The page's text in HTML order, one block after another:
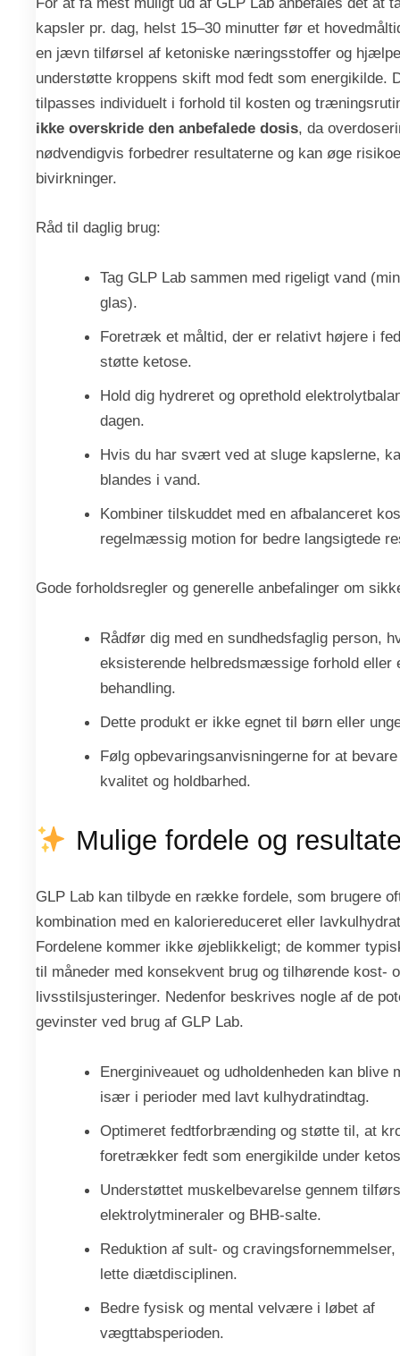
kapsler pr. dag, helst 15–30 minutter før et
en jævn tilførsel af ketoniske næringsstoffer og
understøtte kroppens skift mod fedt som energikilde.
tilpasses individuelt i forhold til kosten og
ikke overskride den anbefalede dosis, da
nødvendigvis forbedrer resultaterne og kan øge
bivirkninger.
Råd til daglig brug:
Tag GLP Lab sammen med rigeligt vand
glas).
Foretræk et måltid, der er relativt højere i
støtte ketose.
Hold dig hydreret og oprethold
dagen.
Hvis du har svært ved at sluge kapslerne,
blandes i vand.
Kombiner tilskuddet med en afbalanceret
regelmæssig motion for bedre langsigtede
Gode forholdsregler og generelle anbefalinger om
Rådfør dig med en sundhedsfaglig person,
eksisterende helbredsmæssige forhold eller
behandling.
Dette produkt er ikke egnet til børn eller
Følg opbevaringsanvisningerne for at
kvalitet og holdbarhed.
Mulige fordele og
GLP Lab kan tilbyde en række fordele, som brugere
kombination med en kaloriereduceret eller
Fordelene kommer ikke øjeblikkeligt; de kommer
til måneder med konsekvent brug og tilhørende kost-
livsstilsjusteringer. Nedenfor beskrives nogle af de
gevinster ved brug af GLP Lab.
Energiniveauet og udholdenheden kan blive
især i perioder med lavt kulhydratindtag.
Optimeret fedtforbrænding og støtte til, at
foretrækker fedt som energikilde under
Understøttet muskelbevarelse gennem
elektrolytmineraler og BHB-salte.
Reduktion af sult- og
lette diætdisciplinen.
Bedre fysisk og mental velvære i løbet af
vægttabsperioden.